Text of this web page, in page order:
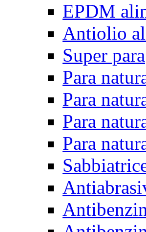
EPDM
Antiolio
Super para
Para
Para
Para
Para